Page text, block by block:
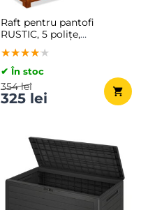
Raft pentru pantofi
RUSTIC, 5 polițe,
95x26x82cm, maro natural
★★★★★
★★★★★
★★★★★
✔ În stoc
325 lei
354 lei